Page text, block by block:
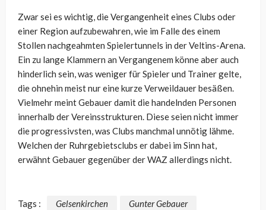
Zwar sei es wichtig, die Vergangenheit eines Clubs oder
einer Region aufzubewahren, wie im Falle des einem
Stollen nachgeahmten Spielertunnels in der Veltins-Arena.
Ein zu lange Klammern an Vergangenem könne aber auch
hinderlich sein, was weniger für Spieler und Trainer gelte,
die ohnehin meist nur eine kurze Verweildauer besäßen.
Vielmehr meint Gebauer damit die handelnden Personen
innerhalb der Vereinsstrukturen. Diese seien nicht immer
die progressivsten, was Clubs manchmal unnötig lähme.
Welchen der Ruhrgebietsclubs er dabei im Sinn hat,
erwähnt Gebauer gegenüber der WAZ allerdings nicht.
Tags : Gelsenkirchen
Gunter Gebauer